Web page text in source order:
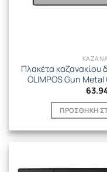
Πλακέτα καζανακίου
OLIMPOS Gun
ΠΡΟΣΘΉΚΗ